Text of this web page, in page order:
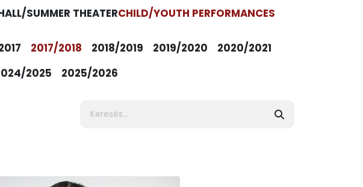
SUMMER THEATERCHILD/YOUTH PERFORMANCES
2017/2018 2018/2019 2019/2020
2020/2021
2025 2025/2026